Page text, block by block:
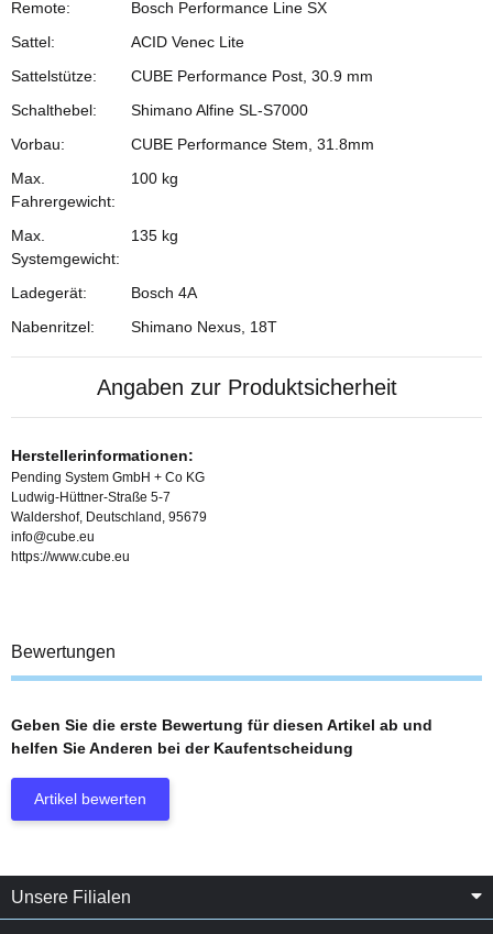
Remote:
Bosch Performance Line SX
Sattel:
ACID Venec Lite
Sattelstütze:
CUBE Performance Post, 30.9 mm
Schalthebel:
Shimano Alfine SL-S7000
Vorbau:
CUBE Performance Stem, 31.8mm
Max.
Fahrergewicht:
100 kg
Max.
Systemgewicht:
135 kg
Ladegerät:
Bosch 4A
Nabenritzel:
Shimano Nexus, 18T
Angaben zur Produktsicherheit
Herstellerinformationen:
Pending System GmbH + Co KG
Ludwig-Hüttner-Straße 5-7
Waldershof, Deutschland, 95679
info@cube.eu
https://www.cube.eu
Bewertungen
Geben Sie die erste Bewertung für diesen Artikel ab und
helfen Sie Anderen bei der Kaufentscheidung
Artikel bewerten
Unsere Filialen